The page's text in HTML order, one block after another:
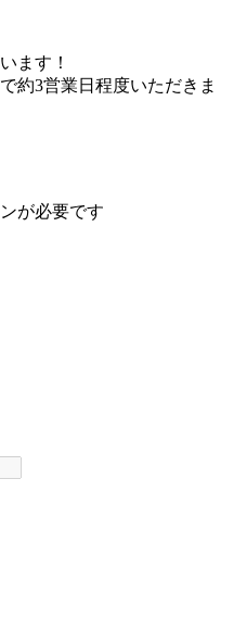
ます！
約3営業日程度いただきま
が必要です